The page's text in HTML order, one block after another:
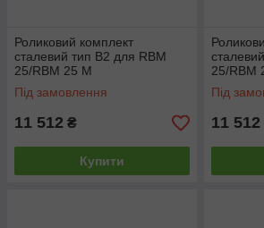
Роликовий комплект
сталевий тип B2 для RBM
25/RBM 25 M
Під замовлення
11 512 ₴
Купити
25/RBM
Під
11 512